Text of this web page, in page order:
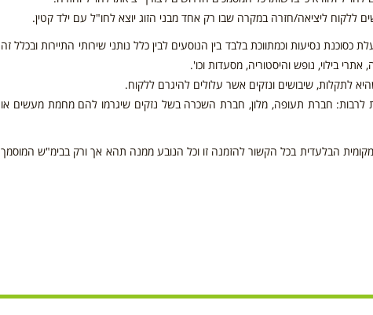
ללקוח ליציאה/חזרה במקרה שבו רק אחד מבני הזוג יוצא לחו"ל עם ילד קטין.
נסיעות וכמתווכת בלבד בין הנוסעים לבין כלל נותני שירותי התיירות ובכלל זה
בילוי, נופש והיסטוריה, מסעדות וכו'.
לתקלות, שיבושים ונזקים אשר עלולים להיגרם ללקוח.
לרבות: חברת תעופה, מלון, חברת השכרה בשל נזקים שיגרמו להם מחמת מעשים או
הבלעדית בכל הקשור להזמנה זו וכל הנובע ממנה תהא אך ורק בבימ"ש המוסמך